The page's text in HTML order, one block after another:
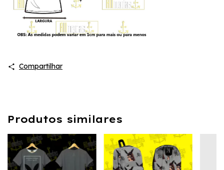
Compartilhar
Produtos similares